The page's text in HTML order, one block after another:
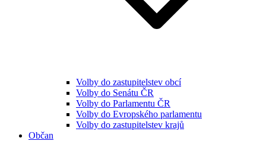
Volby do zastupitelstev obcí
Volby do Senátu ČR
Volby do Parlamentu ČR
Volby do Evropského parlamentu
Volby do zastupitelstev krajů
Občan